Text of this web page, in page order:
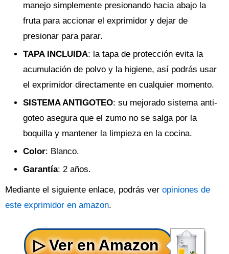
manejo simplemente presionando hacia abajo la
fruta para accionar el exprimidor y dejar de
presionar para parar.
TAPA INCLUIDA: la tapa de protección evita la
acumulación de polvo y la higiene, así podrás usar
el exprimidor directamente en cualquier momento.
SISTEMA ANTIGOTEO: su mejorado sistema anti-
goteo asegura que el zumo no se salga por la
boquilla y mantener la limpieza en la cocina.
Color: Blanco.
Garantía: 2 años.
Mediante el siguiente enlace, podrás ver opiniones de
este exprimidor en amazon.